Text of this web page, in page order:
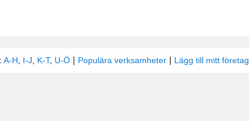
A-H I-J K-T, U-Ö Populära verksamheter Lägg till mitt företag